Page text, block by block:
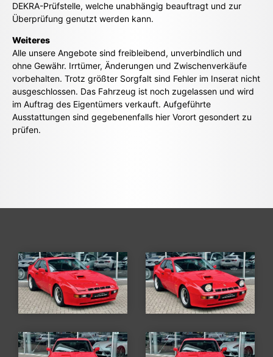
DEKRA-Prüfstelle, welche unabhängig beauftragt und zur
Überprüfung genutzt werden kann.
Weiteres
Alle unsere Angebote sind freibleibend, unverbindlich und
ohne Gewähr. Irrtümer, Änderungen und Zwischenverkäufe
vorbehalten. Trotz größter Sorgfalt sind Fehler im Inserat nicht
ausgeschlossen. Das Fahrzeug ist noch zugelassen und wird
im Auftrag des Eigentümers verkauft. Aufgeführte
Ausstattungen sind gegebenenfalls hier Vorort gesondert zu
prüfen.